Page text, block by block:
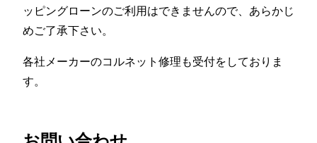
ッピングローンのご利用はできませんので、あらかじ
めご了承下さい。
各社メーカーのコルネット修理も受付をしておりま
す。